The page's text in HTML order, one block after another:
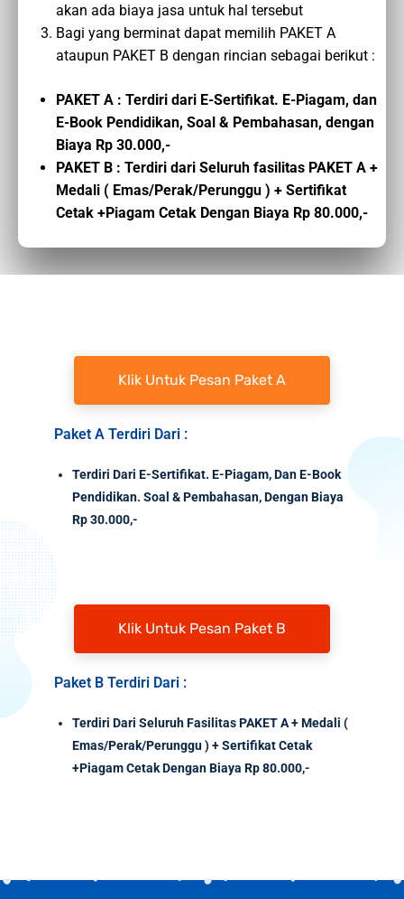
akan ada biaya jasa untuk hal tersebut
Bagi yang berminat dapat memilih PAKET A
ataupun PAKET B dengan rincian sebagai berikut :
PAKET A : Terdiri dari E-Sertifikat. E-Piagam, dan
E-Book Pendidikan, Soal & Pembahasan, dengan
Biaya Rp 30.000,-
PAKET B : Terdiri dari Seluruh fasilitas PAKET A +
Medali ( Emas/Perak/Perunggu ) + Sertifikat
Cetak +Piagam Cetak Dengan Biaya Rp 80.000,-
Klik Untuk Pesan Paket A
Paket A Terdiri Dari :
Terdiri Dari E-Sertifikat. E-Piagam, Dan E-Book
Pendidikan. Soal & Pembahasan, Dengan Biaya
Rp 30.000,-
Klik Untuk Pesan Paket B
Paket B Terdiri Dari :
Terdiri Dari Seluruh Fasilitas PAKET A + Medali (
Emas/Perak/Perunggu ) + Sertifikat Cetak
+Piagam Cetak Dengan Biaya Rp 80.000,-